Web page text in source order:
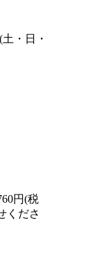
・日・
円(税
くださ